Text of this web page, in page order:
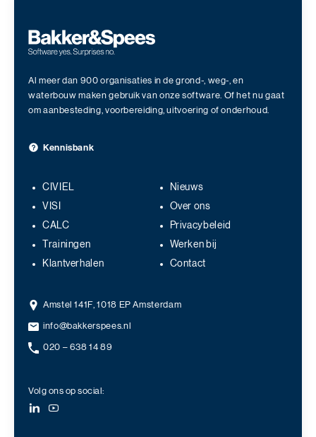
Al meer dan 900 organisaties in de grond-, weg-, en
waterbouw maken gebruik van onze software. Of het nu gaat
om aanbesteding, voorbereiding, uitvoering of onderhoud.
Kennisbank
CIVIEL
VISI
CALC
Trainingen
Klantverhalen
Nieuws
Over ons
Privacybeleid
Werken bij
Contact
Amstel 141F, 1018 EP Amsterdam
info@bakkerspees.nl
020 – 638 14 89
Volg ons op social: